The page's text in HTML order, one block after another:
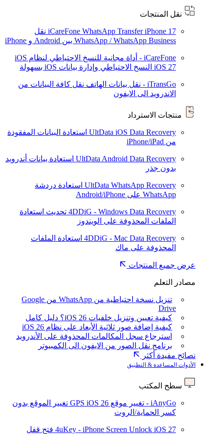
نقل المنتجات
iCareFone WhatsApp TransferiPhone 17
نقل
WhatsApp / WhatsApp Business بين Android و iPhone
iCareFone - أداة مجانية للنسخ الاحتياطي لنظام iOS
iOS 27 النسخ الاحتياطي وإدارة بيانات iOS بسهولة
iTransGo - نقل بيانات الهاتف
نقل كافة البيانات من
الاندرويد الى الايفون
منتجات الاسترداد
UltData iOS Data Recovery استعادة البيانات المفقودة
من iPhone/iPad
UltData Android Data Recovery استعادة بيانات أندرويد
بدون جذر
UltData WhatsApp Recovery استعادة دردشة
WhatsApp على Android/iPhone
4DDiG - Windows Data Recovery تحديث استعادة
الملفات المحذوفة على الويندوز
4DDiG - Mac Data Recovery استعادة الملفات
المحذوفة على ماك
عرض جميع المنتجات
مصادر التعلم
تنزيل نسخة احتياطية من WhatsApp من Google
Drive
كيفية تعيين وتنزيل خلفيات iOS 26؟ دليل كامل
كيفية إضافة صور ثلاثية الأبعاد على نظام iOS 26
استرجاع سجل المكالمات المحذوفة على الأندرويد
برنامج نقل الصور من الايفون الى الكمبيوتر
نصائح مفيدة أكثر
الأدوات المساعدة & التطبيق
سطح المكتب
iAnyGo - تغيير موقع GPS iOS 26
تغيير الموقع بدون
كسر الحماية/الروت
4uKey - iPhone Screen Unlock iOS 27
فتح قفل